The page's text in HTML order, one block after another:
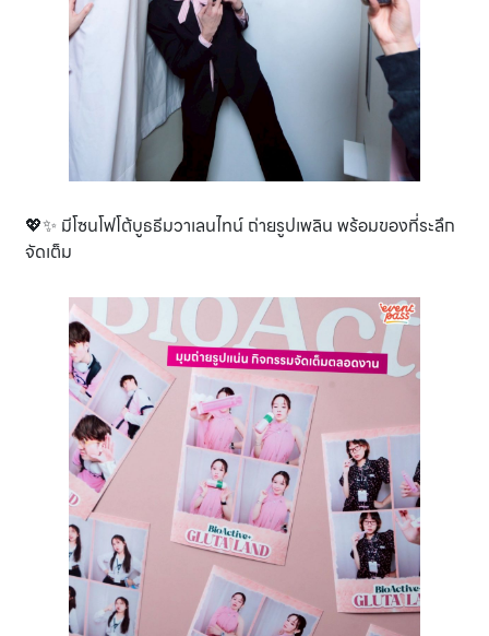
💖✨ มีโซนโฟโต้บูธธีมวาเลนไทน์ ถ่ายรูปเพลิน พร้อมของที่ระลึก
จัดเต็ม